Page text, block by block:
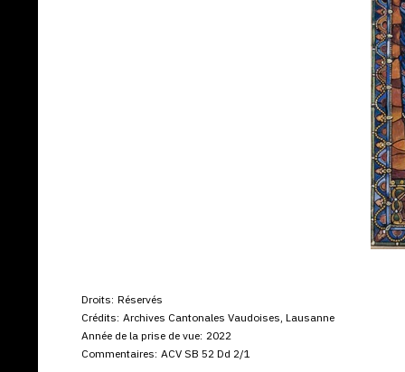
Droits: Réservés
Crédits: Archives Cantonales Vaudoises, Lausanne
Année de la prise de vue: 2022
Commentaires: ACV SB 52 Dd 2/1